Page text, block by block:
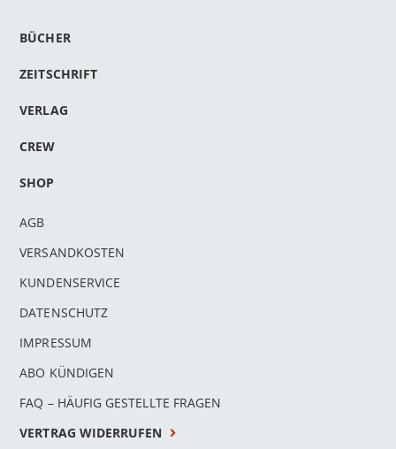
BÜCHER
ZEITSCHRIFT
VERLAG
CREW
SHOP
AGB
VERSANDKOSTEN
KUNDENSERVICE
DATENSCHUTZ
IMPRESSUM
ABO KÜNDIGEN
FAQ – HÄUFIG GESTELLTE FRAGEN
VERTRAG WIDERRUFEN